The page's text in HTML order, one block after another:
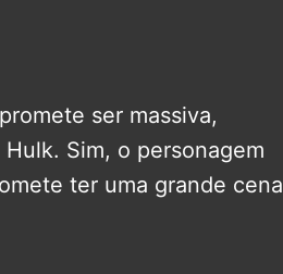
ser massiva,
Sim, o personagem
ter uma grande cena